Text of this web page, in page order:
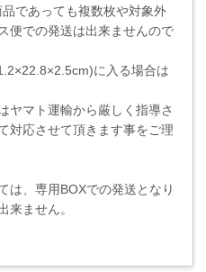
であっても複数枚や対象外
便での発送は出来ませんので
に入る場合は
マト運輸から厳しく指導さ
対応させて頂きます事をご理
は、専用BOXでの発送となり
来ません。